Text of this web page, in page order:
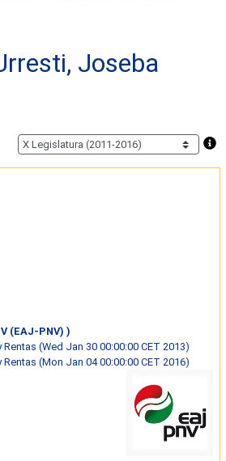
Joseba
(EAJ-PNV) )
(Wed Jan 30 00:00:00 CET 2013)
(Mon Jan 04 00:00:00 CET 2016)